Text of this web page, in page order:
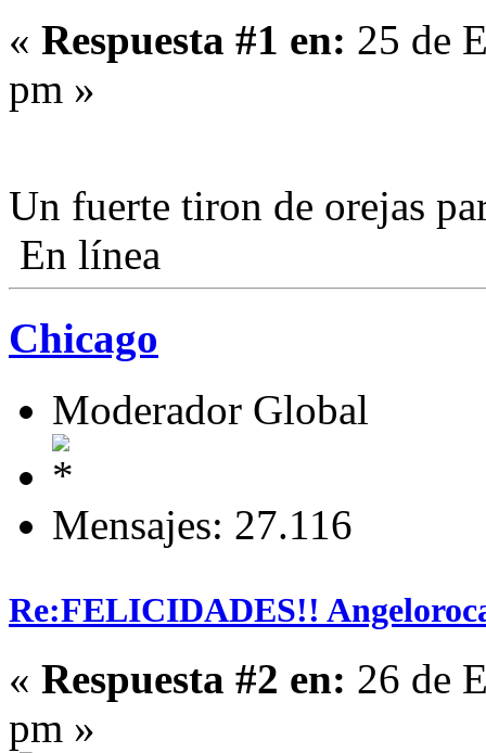
« Respuesta #1 en: 25 de
pm »
Un fuerte tiron de orejas
En línea
Chicago
Moderador Global
Mensajes: 27.116
Re:FELICIDADES!!
« Respuesta #2 en: 26 de
pm »